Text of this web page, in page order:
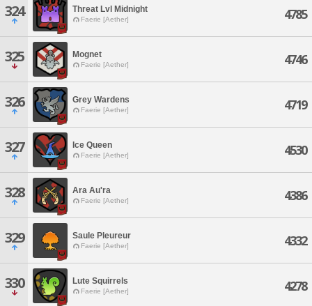
324 Threat Lvl Midnight
Faerie [Aether] 4785
325 Mognet
Faerie [Aether] 4746
326 Grey Wardens
Faerie [Aether] 4719
327 Ice Queen
Faerie [Aether] 4530
328 Ara Au'ra
Faerie [Aether] 4386
329 Saule Pleureur
Faerie [Aether] 4332
330 Lute Squirrels
Faerie [Aether] 4278